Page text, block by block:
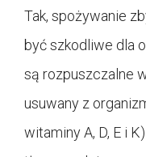
Tak, spożywanie
być szkodliwe dla
są rozpuszczalne
usuwany z
witaminy A, D, E i